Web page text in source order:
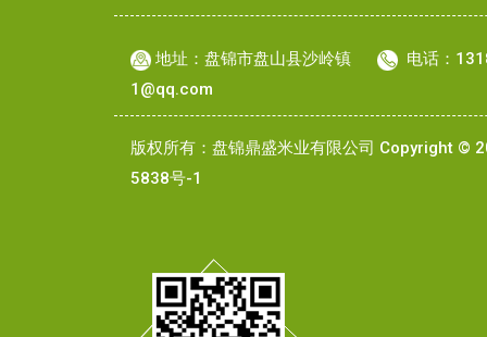
地址：盘锦市盘山县沙岭镇
电话：
1@qq.com
版权所有：盘锦鼎盛米业有限公司 Copyright
5838号-1